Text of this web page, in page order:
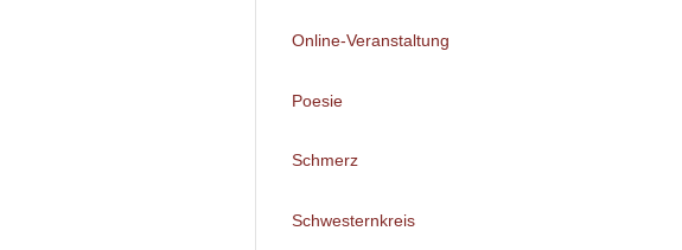
Online-Veranstaltung
Poesie
Schmerz
Schwesternkreis